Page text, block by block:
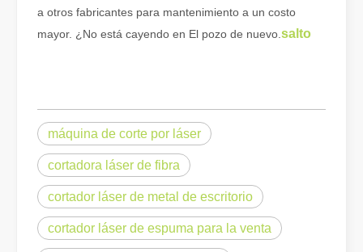
¿Qué es el corte por láser? La ciencia de la rebanada
¿Qué es el corte por láser? La ciencia del corte En esencia, el
a otros fabricantes para mantenimiento a un costo
mayor. ¿No está cayendo en El pozo de nuevo. salto
máquina de corte por láser
cortadora láser de fibra
cortador láser de metal de escritorio
cortador láser de espuma para la venta